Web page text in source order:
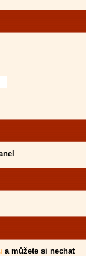
a můžete si nechat